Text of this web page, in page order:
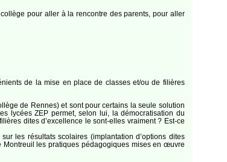
pour aller à la rencontre des parents, pour aller
de la mise en place de classes et/ou de filières
de Rennes) et sont pour certains la seule solution
lycées ZEP permet, selon lui, la démocratisation du
dites d’excellence le sont-elles vraiment ? Est-ce
les résultats scolaires (implantation d’options dites
Montreuil les pratiques pédagogiques mises en œuvre